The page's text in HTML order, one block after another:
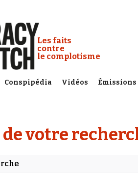
Conspiracy Watch :
Les faits
contre
le complotisme
Conspipédia Vidéos Émissions
votre